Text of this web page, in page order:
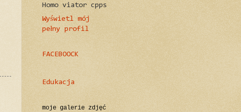
Homo viator cpps
Wyświetl mój
pełny profil
FACEBOOCK
Edukacja
moje galerie zdjęć